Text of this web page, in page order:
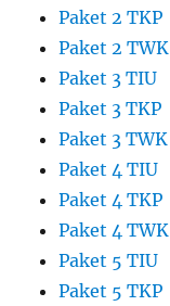
Paket 2 TKP
Paket 2 TWK
Paket 3 TIU
Paket 3 TKP
Paket 3 TWK
Paket 4 TIU
Paket 4 TKP
Paket 4 TWK
Paket 5 TIU
Paket 5 TKP